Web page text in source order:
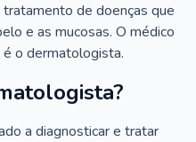
de doenças que
e as mucosas. O médico
o dermatologista.
a diagnosticar e tratar